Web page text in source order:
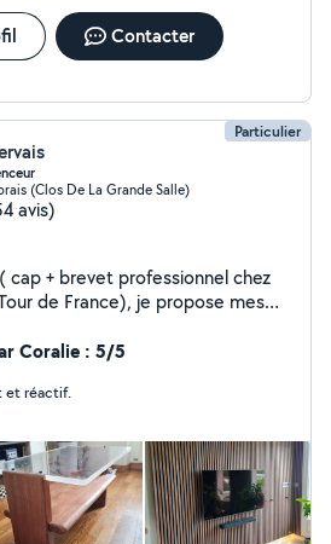
Contacter
Particulier
(Clos De La Grande Salle)
avis)
cap + brevet professionnel chez
de France), je propose mes
bricolage et diverses
équipé d'une visseuse et d'une
divers outils portatifs.
Coralie : 5/5
et réactif.